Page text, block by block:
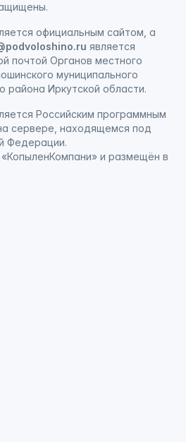
официальным сайтом, а
является
почтой Органов местного
муниципального
района Иркутской области.
Российским программным
сервере, находящемся под
Федерации.
и размещён в